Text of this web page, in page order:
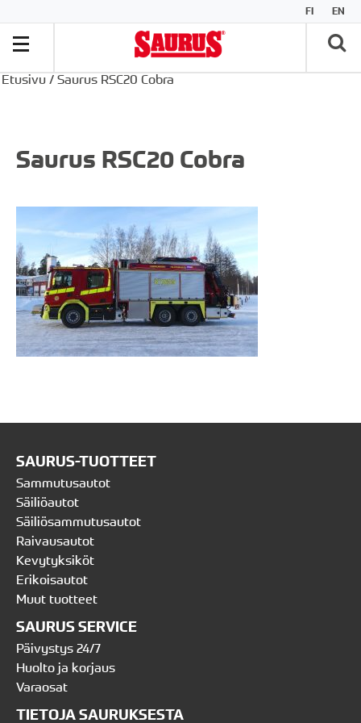
FI EN
Etusivu / Saurus RSC20 Cobra
Saurus RSC20 Cobra
SAURUS-TUOTTEET
Sammutusautot
Säiliöautot
Säiliösammutusautot
Raivausautot
Kevytyksiköt
Erikoisautot
Muut tuotteet
SAURUS SERVICE
Päivystys 24/7
Huolto ja korjaus
Varaosat
TIETOJA SAURUKSESTA